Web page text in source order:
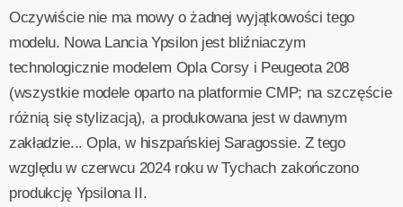
Oczywiście nie ma mowy o żadnej wyjątkowości tego
modelu. Nowa Lancia Ypsilon jest bliźniaczym
technologicznie modelem Opla Corsy i Peugeota 208
(wszystkie modele oparto na platformie CMP; na szczęście
różnią się stylizacją), a produkowana jest w dawnym
zakładzie... Opla, w hiszpańskiej Saragossie. Z tego
względu w czerwcu 2024 roku w Tychach zakończono
produkcję Ypsilona II.